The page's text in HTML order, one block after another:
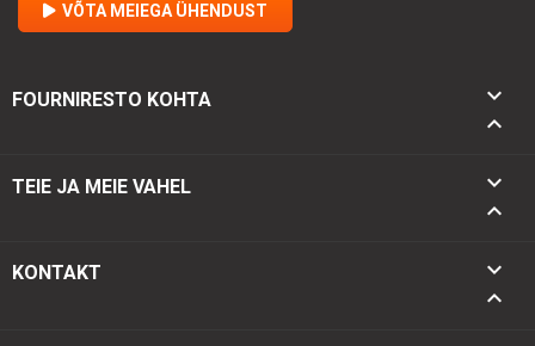
VÕTA MEIEGA ÜHENDUST
FOURNIRESTO KOHTA


TEIE JA MEIE VAHEL


KONTAKT
keyboard_arrow_down
keyboard_arrow_up